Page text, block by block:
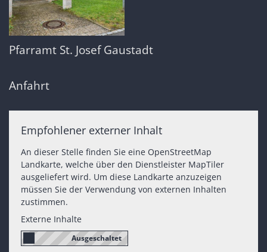
Pfarramt St. Josef Gaustadt
Anfahrt
Empfohlener externer Inhalt
An dieser Stelle finden Sie eine OpenStreetMap
Landkarte, welche über den Dienstleister MapTiler
ausgeliefert wird. Um diese Landkarte anzuzeigen
müssen Sie der Verwendung von externen Inhalten
zustimmen.
Externe Inhalte